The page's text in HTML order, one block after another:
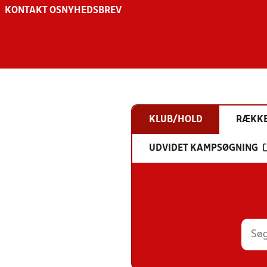
KONTAKT OS NYHEDSBREV
KLUB/HOLD
UDVIDET KAMPSØGNING